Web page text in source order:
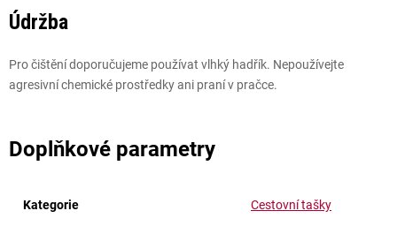
Údržba
Pro čištění doporučujeme používat vlhký hadřík. Nepoužívejte
agresivní chemické prostředky ani praní v pračce.
Doplňkové parametry
Kategorie Cestovní tašky